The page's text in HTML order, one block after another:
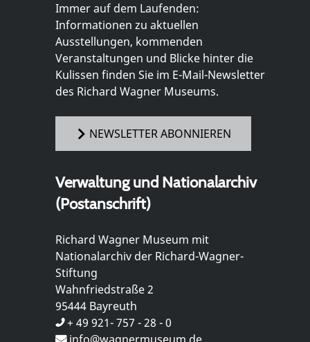
Immer auf dem Laufenden:
Informationen zu aktuellen
Ausstellungen, kommenden
Veranstaltungen und Blicke hinter die
Kulissen finden Sie im E-Mail-Newsletter
des Richard Wagner Museums.
NEWSLETTER ABONNIEREN
Verwaltung und Nationalarchiv
(Postanschrift)
Richard Wagner Museum mit
Nationalarchiv der Richard-Wagner-
Stiftung
Wahnfriedstraße 2
95444 Bayreuth
+ 49 921- 757 - 28 - 0